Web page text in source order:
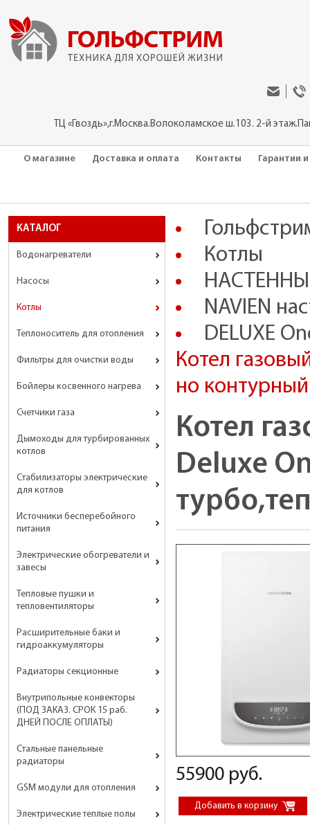
ТЦ «Гвоздь»,г.Москва.Волоколамское ш.103. 2-й
О магазине Доставка и оплата Контакты Гарантии
КАТАЛОГ
Водонагреватели
Насосы
Котлы
Теплоноситель для отопления
Фильтры для очистки воды
Бойлеры косвенного нагрева
Счетчики газа
Дымоходы для турбированных
котлов
Стабилизаторы электрические
для котлов
Источники бесперебойного
питания
Электрические обогреватели и
завесы
Тепловые пушки и
тепловентиляторы
Расширительные баки и
гидроаккумуляторы
Радиаторы секционные
Внутрипольные конвекторы
(ПОД ЗАКАЗ. СРОК 15 раб.
ДНЕЙ ПОСЛЕ ОПЛАТЫ)
Стальные панельные
радиаторы
GSM модули для отопления
Электрические теплые полы
Котлы
NAVIEN
DELUXE
Котел
но
Котел
Deluxe
55900 руб.